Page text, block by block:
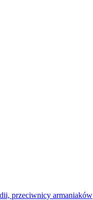
przeciwnicy armaniaków